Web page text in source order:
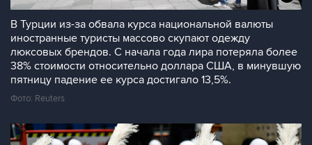
В Турции из-за обвала курса национальной валюты
иностранные туристы массово скупают одежду
люксовых брендов. С начала года лира потеряла более
38% стоимости относительно доллара США, в минувшую
пятницу падение ее курса достигало 13,5%.
Фото: Reuters